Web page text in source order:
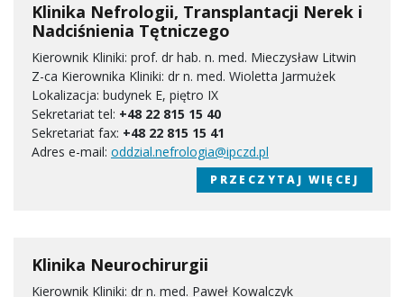
Klinika Nefrologii, Transplantacji Nerek i
Nadciśnienia Tętniczego
Kierownik Kliniki: prof. dr hab. n. med. Mieczysław Litwin
Z-ca Kierownika Kliniki: dr n. med. Wioletta Jarmużek
Lokalizacja: budynek E, piętro IX
Sekretariat tel: +48 22 815 15 40
Sekretariat fax: +48 22 815 15 41
Adres e-mail: oddzial.nefrologia@ipczd.pl
PRZECZYTAJ WIĘCEJ
Klinika Neurochirurgii
Kierownik Kliniki: dr n. med. Paweł Kowalczyk